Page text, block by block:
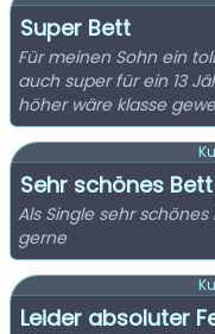
Super Bett
Für meinen Sohn ein
auch super für ein 13
höher wäre klasse
Sehr schönes Bett
Als Single sehr
gerne
Leider absoluter